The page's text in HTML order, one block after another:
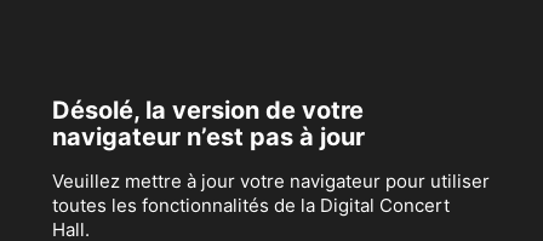
Désolé, la version de votre
navigateur n’est pas à jour
Veuillez mettre à jour votre navigateur pour utiliser
toutes les fonctionnalités de la Digital Concert
Hall.